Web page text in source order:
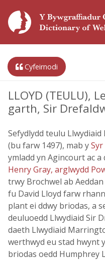
Cyfeirnodi
LLOYD (TEULU),
garth, Sir
Sefydlydd teulu Llwydiaid
(bu farw 1497), mab y
ymladd yn Agincourt ac a
Henry Gray, arglwydd
trwy Brochwel ab
fu David Lloyd farw
plant ei ddwy briodas, a
deuluoedd Llwydiaid Sir
daeth Llwydiaid
werthwyd eu stad hwynt
briodas oedd Humphrey